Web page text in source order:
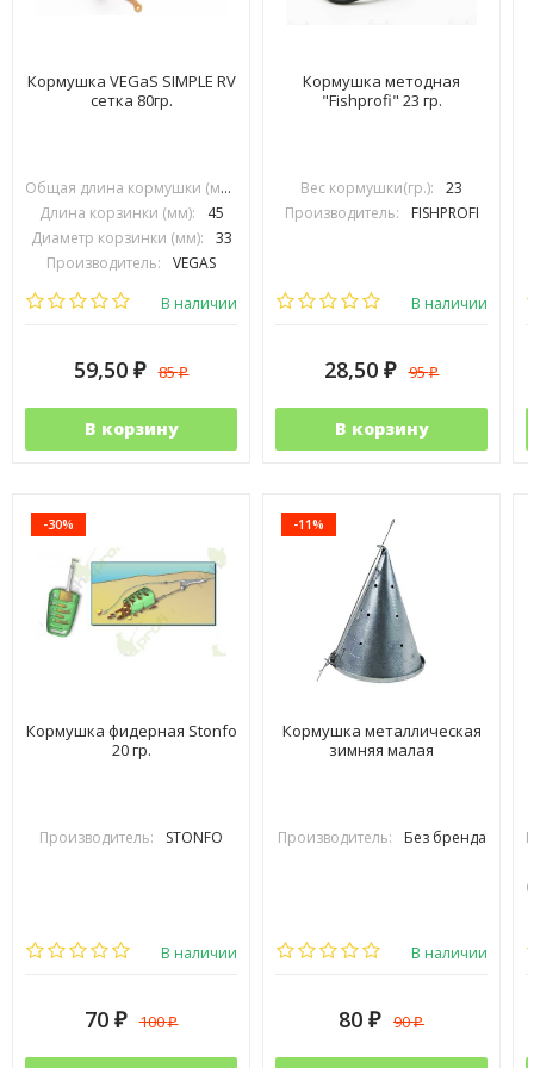
Кормушка VEGaS SIMPLE RV
сетка 80гр.
Общая длина кормушки (мм):
Длина корзинки (мм):
45
Диаметр корзинки (мм):
33
Производитель:
VEGAS
В наличии
59,50 ₽ 85₽
В корзину
Кормушка методная
"Fishprofi" 23 гр.
Вес кормушки(гр.):
23
Производитель:
FISHPROFI
В наличии
28,50 ₽ 95₽
В корзину
-30%
Кормушка фидерная Stonfo
20 гр.
Производитель: STONFO
В наличии
70 ₽ 100₽
-11%
Кормушка металлическая
зимняя малая
Производитель: Без бренда
В наличии
80 ₽ 90₽